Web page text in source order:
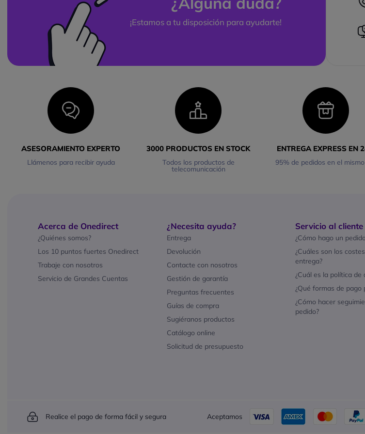
¡Estamos a tu disposición para ayudarte!
ASESORAMIENTO EXPERTO
Llámenos para recibir ayuda
3000 PRODUCTOS EN STOCK
Todos los productos de
telecomunicación
ENTREGA EXPRESS EN
95% de pedidos en el
Acerca de Onedirect
¿Quiénes somos?
Los 10 puntos fuertes Onedirect
Trabaje con nosotros
Servicio de Grandes Cuentas
¿Necesita ayuda?
Entrega
Devolución
Contacte con nosotros
Gestión de garantía
Preguntas frecuentes
Guías de compra
Sugiéranos productos
Catálogo online
Solicitud de presupuesto
Servicio al cliente
¿Cómo hago un
¿Cuáles son los
entrega?
¿Cuál es la política de
¿Qué formas de pago
¿Cómo hacer
pedido?
Realice el pago de forma fácil y segura Aceptamos